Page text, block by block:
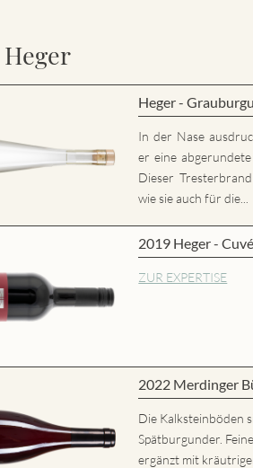
Heger -
In der Nase
er eine
Dieser
wie sie auch für die...
2019 Heger -
ZUR EXPERTISE
2022 Merdinger
Die Kalksteinböden
Spätburgunder.
ergänzt mit